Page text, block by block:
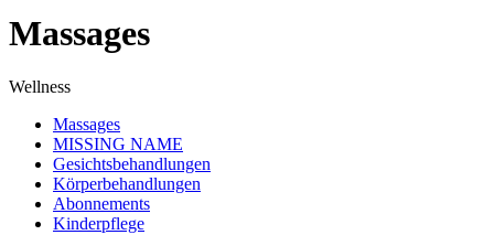
Massages
Wellness
Massages
MISSING NAME
Gesichtsbehandlungen
Körperbehandlungen
Abonnements
Kinderpflege